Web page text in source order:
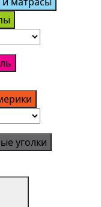
уголки